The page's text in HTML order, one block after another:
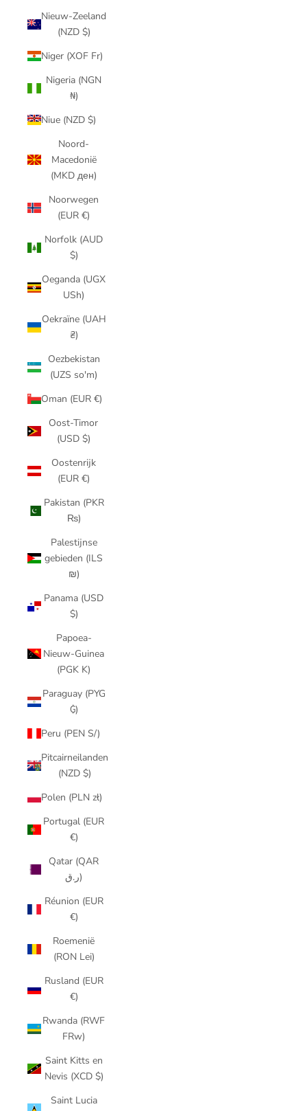
Nieuw-Zeeland
(NZD $)
Niger (XOF Fr)
Nigeria (NGN
₦)
Niue (NZD $)
Noord-
Macedonië
(MKD ден)
Noorwegen
(EUR €)
Norfolk (AUD
$)
Oeganda (UGX
USh)
Oekraïne (UAH
₴)
Oezbekistan
(UZS so'm)
Oman (EUR €)
Oost-Timor
(USD $)
Oostenrijk
(EUR €)
Pakistan (PKR
₨)
Palestijnse
gebieden (ILS
₪)
Panama (USD
$)
Papoea-
Nieuw-Guinea
(PGK K)
Paraguay (PYG
₲)
Peru (PEN S/)
Pitcairneilanden
(NZD $)
Polen (PLN zł)
Portugal (EUR
€)
Qatar (QAR
ر.ق)
Réunion (EUR
€)
Roemenië
(RON Lei)
Rusland (EUR
€)
Rwanda (RWF
FRw)
Saint Kitts en
Nevis (XCD $)
Saint Lucia